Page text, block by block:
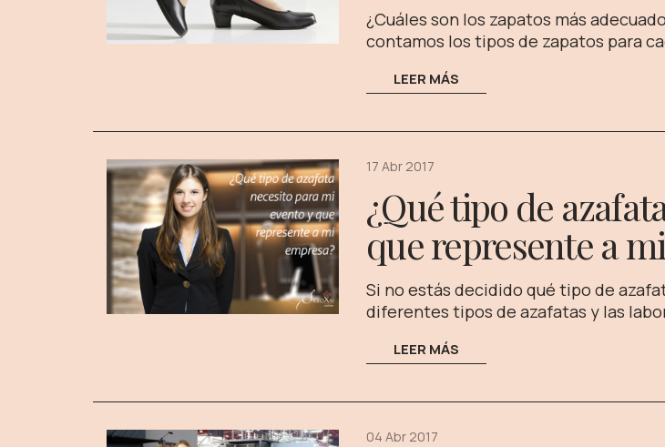
¿Cuáles son los zapatos más
contamos los tipos de zapatos para
LEER MÁS
17 Abr 2017
¿Qué tipo de
que represente a
Si no estás decidido qué tipo de
diferentes tipos de azafatas y las
LEER MÁS
04 Abr 2017